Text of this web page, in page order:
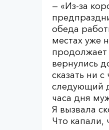
— «Из-за
обеда
местах уже
вернулись
сказать ни
следующий
часа дня
Я вызвала
Что капали,